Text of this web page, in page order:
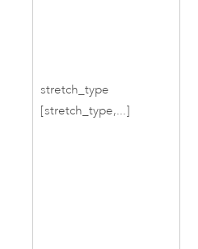
stretch_type
[stretch_type,...]